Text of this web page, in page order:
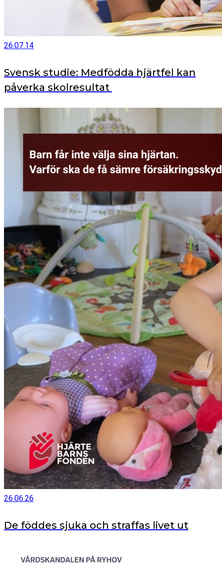
26.07.14
Svensk studie: Medfödda hjärtfel kan
påverka skolresultat
26.06.26
De föddes sjuka och straffas livet ut